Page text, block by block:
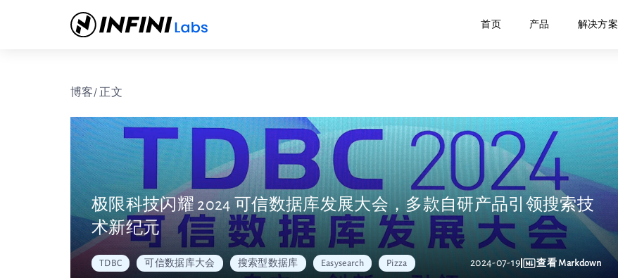
首页 产品 解决方案
博客/ 正文
极限科技闪耀 2024 可信数据库发展大会，多款自研产品引领搜索技
术新纪元
TDBC 可信数据库大会 搜索型数据库 Easysearch Pizza 2024-07-19 查看 Markdown